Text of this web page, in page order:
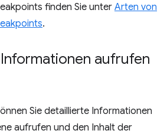
finden Sie unter Arten von
.
aufrufen
Sie detaillierte Informationen
aufrufen und den Inhalt der